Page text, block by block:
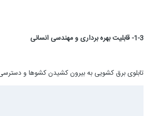
1-3- قابلیت بهره برداری و مهندسی انسانی
تابلوی برق کشویی به بیرون کشیدن کشوها و